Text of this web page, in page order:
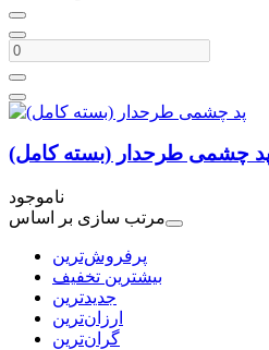
چشمی طرحدار (بسته کامل)
ناموجود
مرتب سازی بر اساس
بیشترین تخفیف
جدیدترین
ارزان‌ترین
گران‌ترین